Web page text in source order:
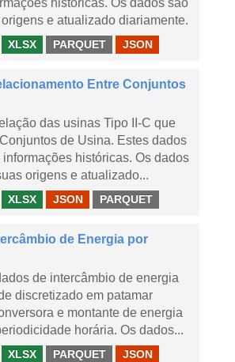
históricas. Os dados são
origens e atualizado diariamente.
XLSX PARQUET JSON
Entre Conjuntos
das usinas Tipo II-C que
de Usina. Estes dados
históricas. Os dados
origens e atualizado...
XLSX JSON PARQUET
de Energia por
de intercâmbio de energia
discretizado em patamar
e montante de energia
horária. Os dados...
XLSX PARQUET JSON